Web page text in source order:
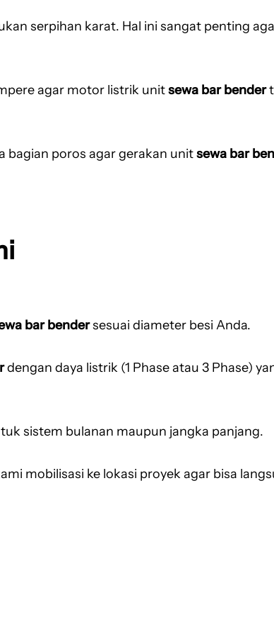
serpihan karat. Hal ini sangat penting
agar motor listrik unitsewa bar bender
bagian poros agar gerakan unitsewa bar
bar bendersesuai diameter besi Anda.
dengan daya listrik (1 Phase atau 3 Phase)
sistem bulanan maupun jangka panjang.
mobilisasi ke lokasi proyek agar bisa